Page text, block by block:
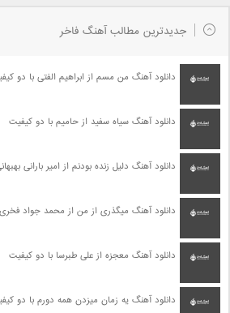
جدیدترین مطالب آهنگ فاخر
دانلود آهنگ من مسم از ابراهیم الفتی با دو
دانلود آهنگ سیاه سفید از حامیم با دو کیفیت
دانلود آهنگ دلیل زنده بودنم از امیر بارانی
دانلود آهنگ میگذری از من از محمد جواد
دانلود آهنگ معجزه از علی طبرسا با دو کیفیت
دانلود آهنگ یه زمان میزدن همه دورم با دو